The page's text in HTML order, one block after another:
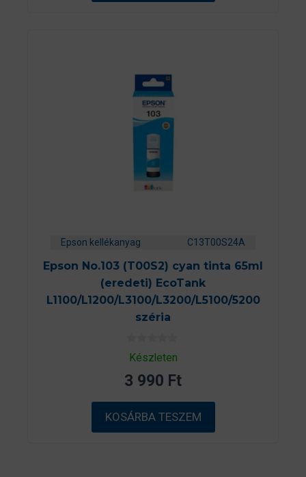
Epson kellékanyag C13T00S24A
Epson No.103 (T00S2) cyan tinta 65ml
(eredeti) EcoTank
L1100/L1200/L3100/L3200/L5100/5200
széria
0
a
5
b
ő
l
Készleten
3 990 Ft
KOSÁRBA TESZEM